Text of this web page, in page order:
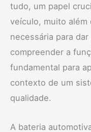
tudo, um papel
veículo, muito além
necessária para
compreender a
fundamental para
contexto de um
qualidade.
A bateria